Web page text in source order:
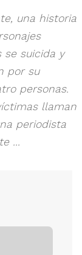
una historia
se suicida y
por su
personas.
llaman
periodista
...